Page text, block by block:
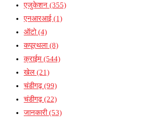
एजुकेशन (355)
एनआरआई (1)
ऑटो(4)
कपूरथला(8)
क्राईम (544)
खेल (21)
चंडीगढ़(99)
चंडीगढ़(22)
जानकारी(53)